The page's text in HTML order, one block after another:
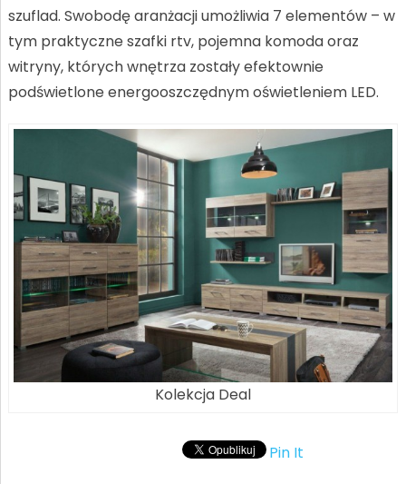
szuflad. Swobodę aranżacji umożliwia 7 elementów – w
tym praktyczne szafki rtv, pojemna komoda oraz
witryny, których wnętrza zostały efektownie
podświetlone energooszczędnym oświetleniem LED.
Kolekcja Deal
Pin It